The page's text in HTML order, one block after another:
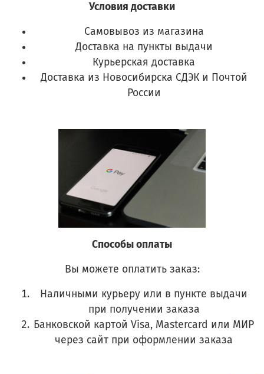
Условия доставки
Самовывоз из магазина
Доставка на пункты выдачи
Курьерская доставка
Доставка из Новосибирска СДЭК и Почтой
России
Способы оплаты
Вы можете оплатить заказ:
Наличными курьеру или в пункте выдачи
при получении заказа
Банковской картой Visa, Mastercard или МИР
через сайт при оформлении заказа